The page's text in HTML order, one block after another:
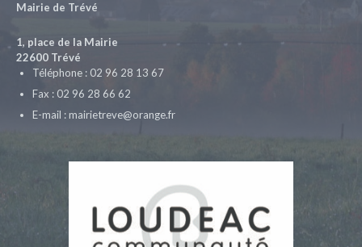
Mairie de Trévé
1, place de la Mairie
22600 Trévé
Téléphone : 02 96 28 13 67
Fax : 02 96 28 66 62
E-mail : mairietreve@orange.fr